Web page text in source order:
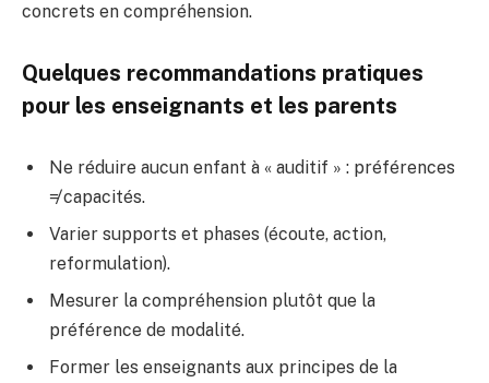
concrets en compréhension.
Quelques recommandations pratiques
pour les enseignants et les parents
Ne réduire aucun enfant à « auditif » : préférences
≠ capacités.
Varier supports et phases (écoute, action,
reformulation).
Mesurer la compréhension plutôt que la
préférence de modalité.
Former les enseignants aux principes de la